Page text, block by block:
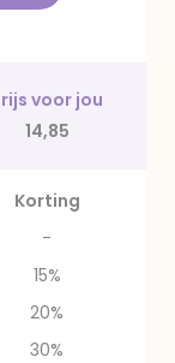
voor jou
14,85
Korting
-
15%
20%
30%